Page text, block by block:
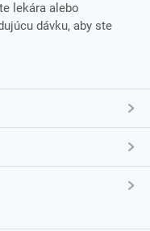
lekára alebo
dávku, aby ste